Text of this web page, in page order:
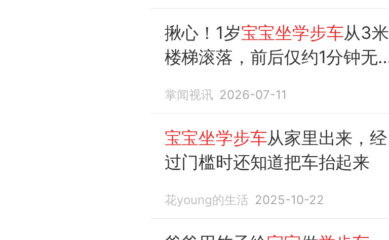
揪心！1岁宝宝坐学步车从3米
楼梯滚落，前后仅约1分钟无
掌闻视讯 2026-07-11
宝宝坐学步车从家里出来，经
过门槛时还知道把车抬起来
花young的生活 2025-10-22